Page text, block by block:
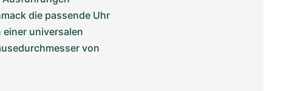
die passende Uhr
universalen
von